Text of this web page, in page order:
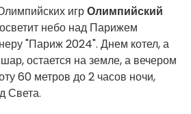
игрОлимпийский
осветит небо над Парижем
"Париж 2024". Днем котел, а
остается на земле, а вечером
60 метров до 2 часов ночи,
Света.